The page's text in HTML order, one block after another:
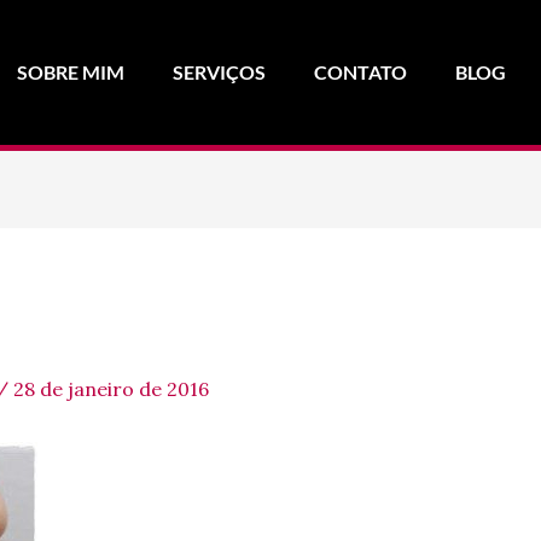
SOBRE MIM SERVIÇOS CONTATO BLOG
/ 28 de janeiro de 2016